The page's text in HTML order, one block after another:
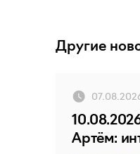
Другие
Артём: